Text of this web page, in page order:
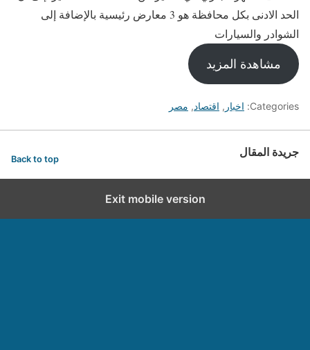
الحد الادنى بكل محافظة هو 3 معارض رئيسية بالإضافة إلى
الشوادر والسيارات
مشاهدة المزيد
Categories: اخبار , اقتصاد, مصر
جريدة المقال Back to top
Exit mobile version